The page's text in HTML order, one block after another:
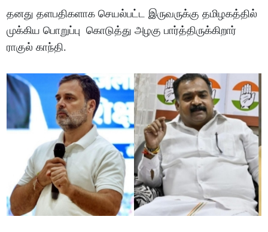
தனது தளபதிகளாக செயல்பட்ட இருவருக்கு தமிழகத்தில்
முக்கிய பொறுப்பு கொடுத்து அழகு பார்த்திருக்கிறார்
ராகுல் காந்தி.